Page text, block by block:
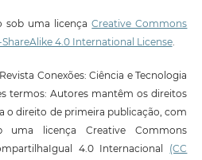
sob uma licençaCreative Commons
4.0 International License.
Conexões: Ciência e Tecnologia
termos: Autores mantêm os direitos
o direito de primeira publicação, com
uma licença Creative Commons
4.0 Internacional (CC